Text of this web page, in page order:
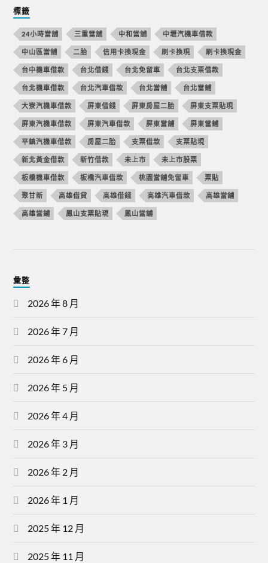
標籤
24小時當舖 三重當舖 中和當舖 中壢汽機車借款
中山區當舖 二胎 信用卡換現金 刷卡換現 刷卡換現金
台中機車借款 台北借錢 台北免留車 台北支票借款
台北機車借款 台北汽車借款 台北當舖 台北當鋪
大寮汽機車借款 屏東借錢 屏東房屋二胎 屏東支票貼現
屏東汽機車借款 屏東汽車借款 屏東當舖 屏東當鋪
平鎮汽機車借款 房屋二胎 支票借款 支票貼現
新北黃金借款 新竹借款 未上市 未上市股票
板橋機車借款 板橋汽車借款 桃園當舖免留車 票貼
聚甘新 高雄借貸 高雄借錢 高雄汽車借款 高雄當舖
高雄當鋪 鳳山支票貼現 鳳山當舖
彙整
2026 年 8 月
2026 年 7 月
2026 年 6 月
2026 年 5 月
2026 年 4 月
2026 年 3 月
2026 年 2 月
2026 年 1 月
2025 年 12 月
2025 年 11 月